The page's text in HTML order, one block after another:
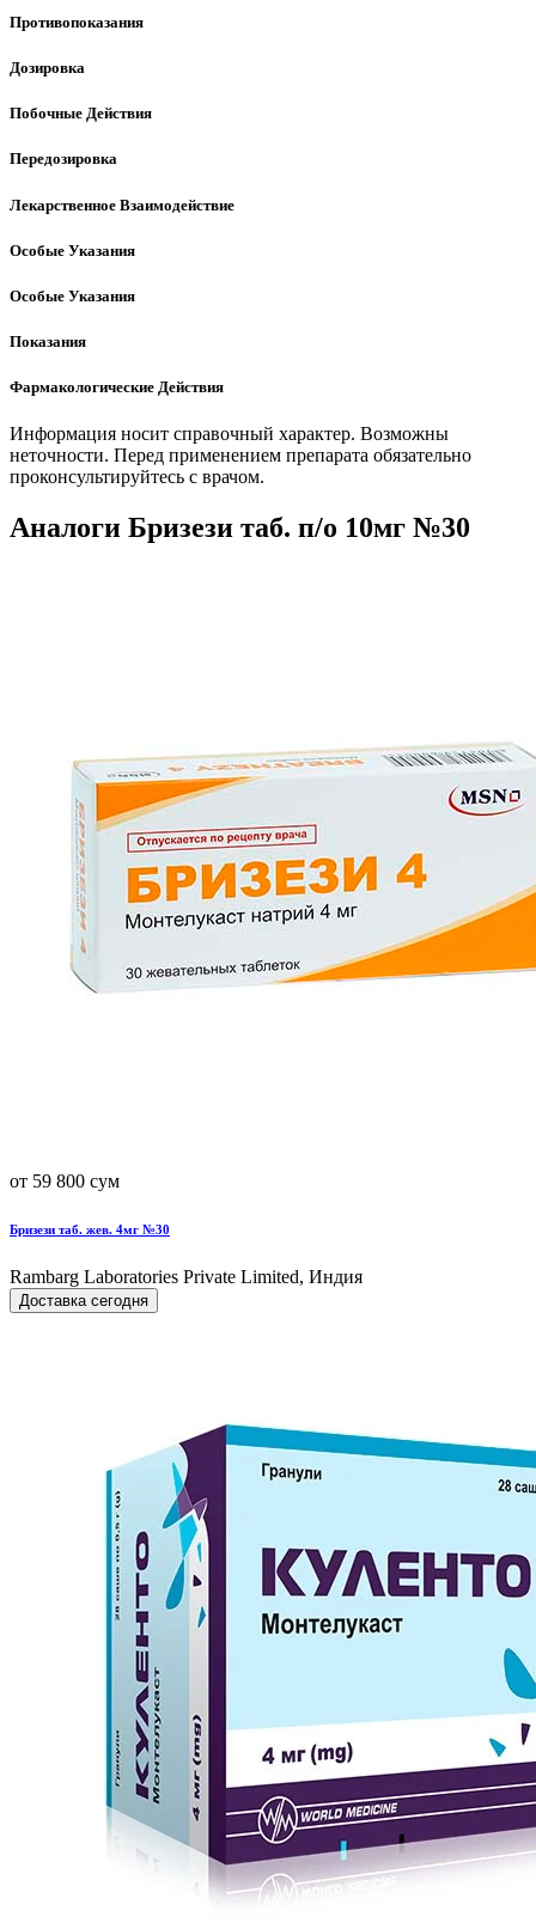
Противопоказания
Дозировка
Побочные Действия
Передозировка
Лекарственное Взаимодействие
Особые Указания
Особые Указания
Показания
Фармакологические Действия
Информация носит справочный характер. Возможны
неточности. Перед применением препарата обязательно
проконсультируйтесь с врачом.
Аналоги Бризези таб. п/о 10мг №30
от 59 800 сум
Бризези таб. жев. 4мг №30
Rambarg Laboratories Private Limited, Индия
Доставка сегодня